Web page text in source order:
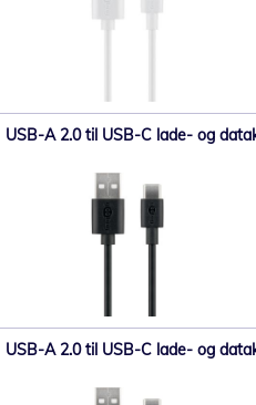
USB-A 2.0 til USB-C lade- og
USB-A 2.0 til USB-C lade- og